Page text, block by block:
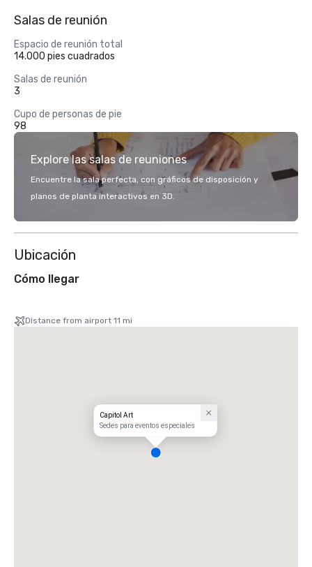
Salas de reunión
Espacio de reunión total
14.000 pies cuadrados
Salas de reunión
3
Cupo de personas de pie
98
Explore las salas de reuniones
Encuentre la sala perfecta, con gráficos de disposición y
planos de planta interactivos en 3D.
Ubicación
Cómo llegar
Distance from airport 11 mi
Capitol Art
Sedes para eventos especiales